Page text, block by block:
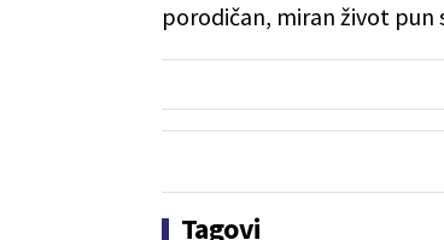
porodičan, miran život pun
Tagovi